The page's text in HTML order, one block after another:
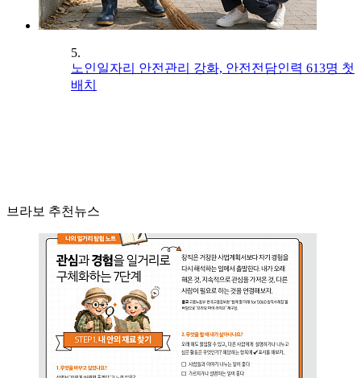
5.
노인일자리 안전관리 강화, 안전전담인력 613명 첫
배치
브라보 추천뉴스